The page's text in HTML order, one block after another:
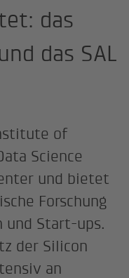
das
das SAL
of
Science
und bietet
Forschung
und Start-ups.
der Silicon
an